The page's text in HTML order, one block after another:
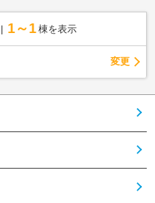
1～1 棟を表示
変更